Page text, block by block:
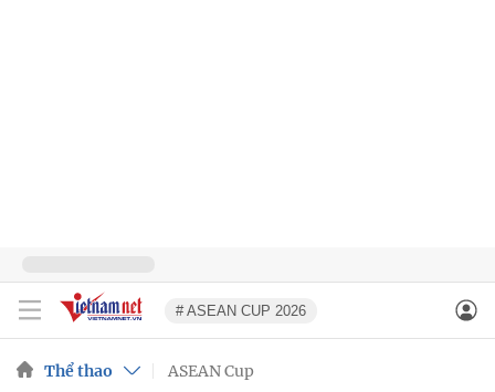
# ASEAN CUP 2026
Thể thao ASEAN Cup